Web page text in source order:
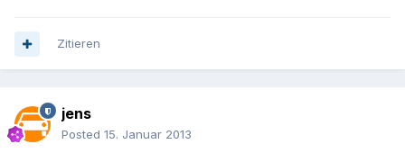
Zitieren
jens
Posted 15. Januar 2013